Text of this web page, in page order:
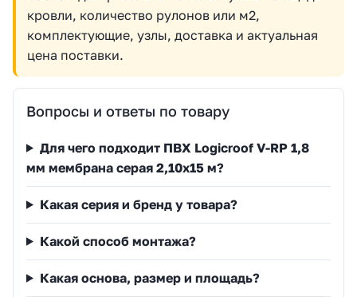
кровли, количество рулонов или м2,
комплектующие, узлы, доставка и актуальная
цена поставки.
Вопросы и ответы по товару
Для чего подходит ПВХ Logicroof V-RP 1,8
мм мембрана серая 2,10x15 м?
Какая серия и бренд у товара?
Какой способ монтажа?
Какая основа, размер и площадь?